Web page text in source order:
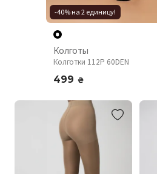
-40% на 2 единицу!
Колготы
Колготки 112P 60DEN
499 ₴